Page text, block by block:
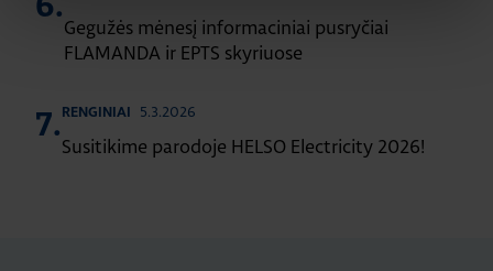
6.
Gegužės mėnesį informaciniai pusryčiai
FLAMANDA ir EPTS skyriuose
7. RENGINIAI 5.3.2026
Susitikime parodoje HELSO Electricity 2026!